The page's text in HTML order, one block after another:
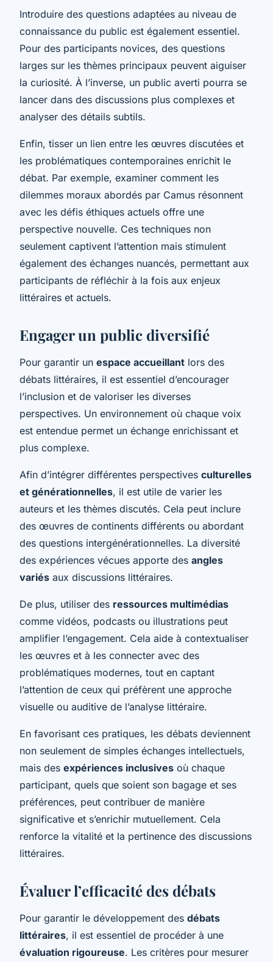
Introduire des questions adaptées au niveau de
connaissance du public est également essentiel.
Pour des participants novices, des questions
larges sur les thèmes principaux peuvent aiguiser
la curiosité. À l’inverse, un public averti pourra se
lancer dans des discussions plus complexes et
analyser des détails subtils.
Enfin, tisser un lien entre les œuvres discutées et
les problématiques contemporaines enrichit le
débat. Par exemple, examiner comment les
dilemmes moraux abordés par Camus résonnent
avec les défis éthiques actuels offre une
perspective nouvelle. Ces techniques non
seulement captivent l’attention mais stimulent
également des échanges nuancés, permettant aux
participants de réfléchir à la fois aux enjeux
littéraires et actuels.
Engager un public diversifié
Pour garantir un espace accueillant lors des
débats littéraires, il est essentiel d’encourager
l’inclusion et de valoriser les diverses
perspectives. Un environnement où chaque voix
est entendue permet un échange enrichissant et
plus complexe.
Afin d’intégrer différentes perspectives culturelles
et générationnelles, il est utile de varier les
auteurs et les thèmes discutés. Cela peut inclure
des œuvres de continents différents ou abordant
des questions intergénérationnelles. La diversité
des expériences vécues apporte des angles
variés aux discussions littéraires.
De plus, utiliser des ressources multimédias
comme vidéos, podcasts ou illustrations peut
amplifier l’engagement. Cela aide à contextualiser
les œuvres et à les connecter avec des
problématiques modernes, tout en captant
l’attention de ceux qui préfèrent une approche
visuelle ou auditive de l’analyse littéraire.
En favorisant ces pratiques, les débats deviennent
non seulement de simples échanges intellectuels,
mais des expériences inclusives où chaque
participant, quels que soient son bagage et ses
préférences, peut contribuer de manière
significative et s’enrichir mutuellement. Cela
renforce la vitalité et la pertinence des discussions
littéraires.
Évaluer l’efficacité des débats
Pour garantir le développement des débats
littéraires, il est essentiel de procéder à une
évaluation rigoureuse. Les critères pour mesurer